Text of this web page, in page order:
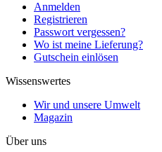
Anmelden
Registrieren
Passwort vergessen?
Wo ist meine Lieferung?
Gutschein einlösen
Wissenswertes
Wir und unsere Umwelt
Magazin
Über uns